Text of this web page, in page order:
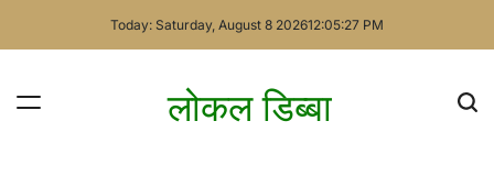
Today: Saturday, August 8 202612:05:27 PM
लोकल डिब्बा